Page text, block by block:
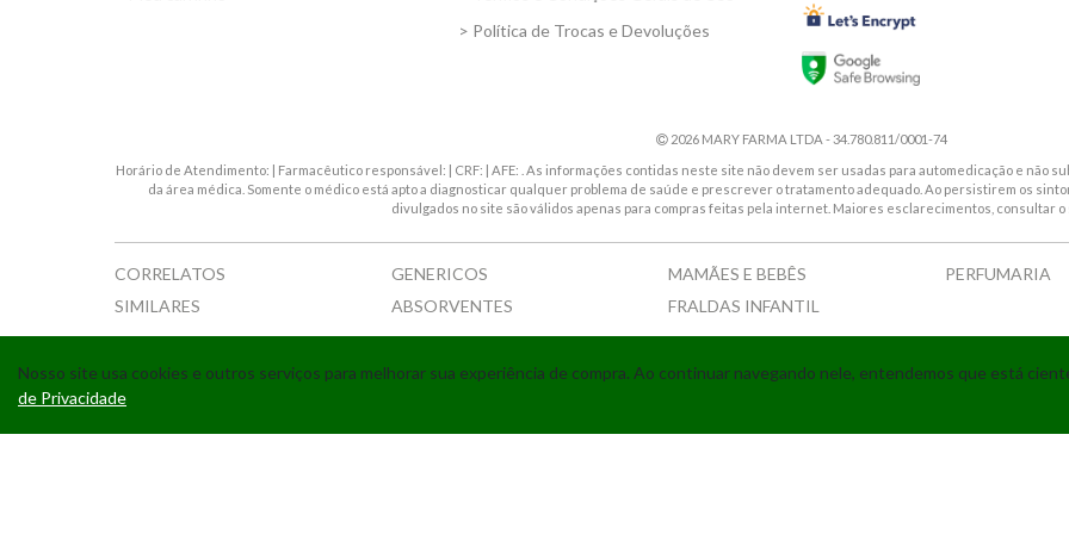
Nosso site usa cookies e outros serviços para melhorar sua experiência de compra. Ao continuar navegando nele, entendemos que está
de Privacidade
> Política de Trocas e Devoluções
2026 MARY FARMA LTDA - 34.780.811/0001-74
Horário de Atendimento: | Farmacêutico responsável: | CRF: | AFE: . As informações contidas neste site não devem ser usadas para automedicação e não
da área médica. Somente o médico está apto a diagnosticar qualquer problema de saúde e prescrever o tratamento adequado. Ao persistirem os
divulgados no site são válidos apenas para compras feitas pela internet. Maiores esclarecimentos, consultar o
CORRELATOS GENERICOS MAMÃES E BEBÊS PERFUMARIA
SIMILARES
ABSORVENTES FRALDAS INFANTIL